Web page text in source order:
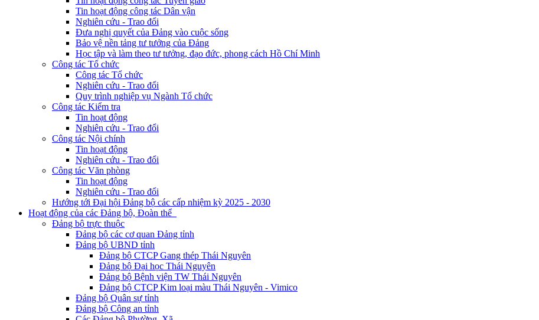
Tin hoạt động công tác Dân vận
Nghiên cứu - Trao đổi
Đưa nghị quyết của Đảng vào cuộc sống
Bảo vệ nền tảng tư tưởng của Đảng
Học tập và làm theo tư tưởng, đạo đức, phong cách Hồ Chí Minh
Công tác Tổ chức
Công tác Tổ chức
Nghiên cứu - Trao đổi
Quy trình nghiệp vụ Ngành Tổ chức
Công tác Kiểm tra
Tin hoạt động
Nghiên cứu - Trao đổi
Công tác Nội chính
Tin hoạt động
Nghiên cứu - Trao đổi
Công tác Văn phòng
Tin hoạt động
Nghiên cứu - Trao đổi
Hướng tới Đại hội Đảng bộ các cấp nhiệm kỳ 2025 - 2030
Hoạt động của các Đảng bộ, Đoàn thể
Đảng bộ trực thuộc
Đảng bộ các cơ quan Đảng tỉnh
Đảng bộ UBND tỉnh
Đảng bộ CTCP Gang thép Thái Nguyên
Đảng bộ Đại học Thái Nguyên
Đảng bộ Bệnh viện TW Thái Nguyên
Đảng bộ CTCP Kim loại màu Thái Nguyên - Vimico
Đảng bộ Quân sự tỉnh
Đảng bộ Công an tỉnh